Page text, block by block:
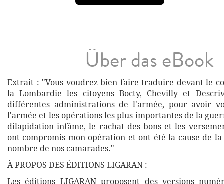
Über das eBook
Extrait : "Vous voudrez bien faire traduire devant le
la Lombardie les citoyens Bocty, Chevilly et
différentes administrations de l'armée, pour avoir
l'armée et les opérations les plus importantes de la
dilapidation infâme, le rachat des bons et les
ont compromis mon opération et ont été la cause de
nombre de nos camarades."
À PROPOS DES ÉDITIONS LIGARAN :
Les éditions LIGARAN proposent des versions